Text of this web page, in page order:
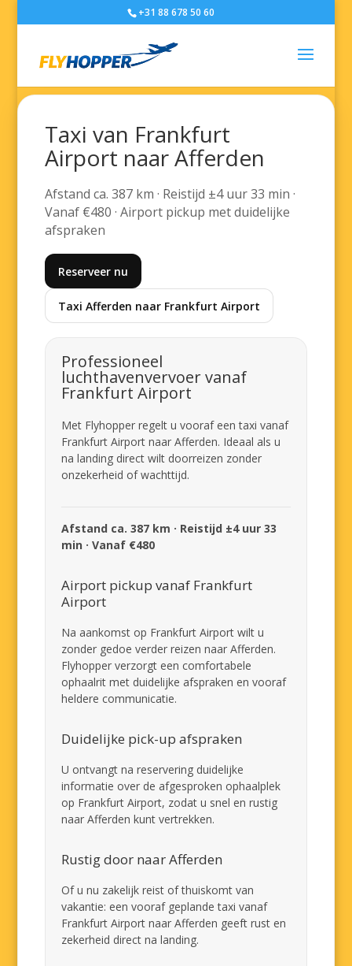
+31 88 678 50 60
Taxi van Frankfurt
Airport naar Afferden
Afstand ca. 387 km · Reistijd ±4 uur 33 min ·
Vanaf €480 · Airport pickup met duidelijke
afspraken
Reserveer nu
Taxi Afferden naar Frankfurt Airport
Professioneel
luchthavenvervoer vanaf
Frankfurt Airport
Met Flyhopper regelt u vooraf een taxi vanaf
Frankfurt Airport naar Afferden. Ideaal als u
na landing direct wilt doorreizen zonder
onzekerheid of wachttijd.
Afstand ca. 387 km · Reistijd ±4 uur 33
min · Vanaf €480
Airport pickup vanaf Frankfurt
Airport
Na aankomst op Frankfurt Airport wilt u
zonder gedoe verder reizen naar Afferden.
Flyhopper verzorgt een comfortabele
ophaalrit met duidelijke afspraken en vooraf
heldere communicatie.
Duidelijke pick-up afspraken
U ontvangt na reservering duidelijke
informatie over de afgesproken ophaalplek
op Frankfurt Airport, zodat u snel en rustig
naar Afferden kunt vertrekken.
Rustig door naar Afferden
Of u nu zakelijk reist of thuiskomt van
vakantie: een vooraf geplande taxi vanaf
Frankfurt Airport naar Afferden geeft rust en
zekerheid direct na landing.